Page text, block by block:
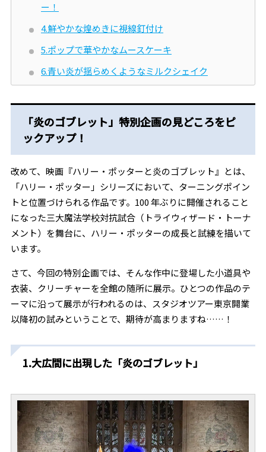
ー！
4.鮮やかな煌めきに視線釘付け
5.ポップで華やかなムースケーキ
6.青い炎が揺らめくようなミルクシェイク
「炎のゴブレット」特別企画の見どころをピ
ックアップ！
改めて、映画『ハリー・ポッターと炎のゴブレット』とは、
「ハリー・ポッター」シリーズにおいて、ターニングポイン
トと位置づけられる作品です。100 年ぶりに開催されること
になった三大魔法学校対抗試合（トライウィザード・トーナ
メント）を舞台に、ハリー・ポッターの成長と試練を描いて
います。
さて、今回の特別企画では、そんな作中に登場した小道具や
衣装、クリーチャーを全館の随所に展示。ひとつの作品のテ
ーマに沿って展示が行われるのは、スタジオツアー東京開業
以降初の試みということで、期待が高まりますね……！
1.大広間に出現した「炎のゴブレット」